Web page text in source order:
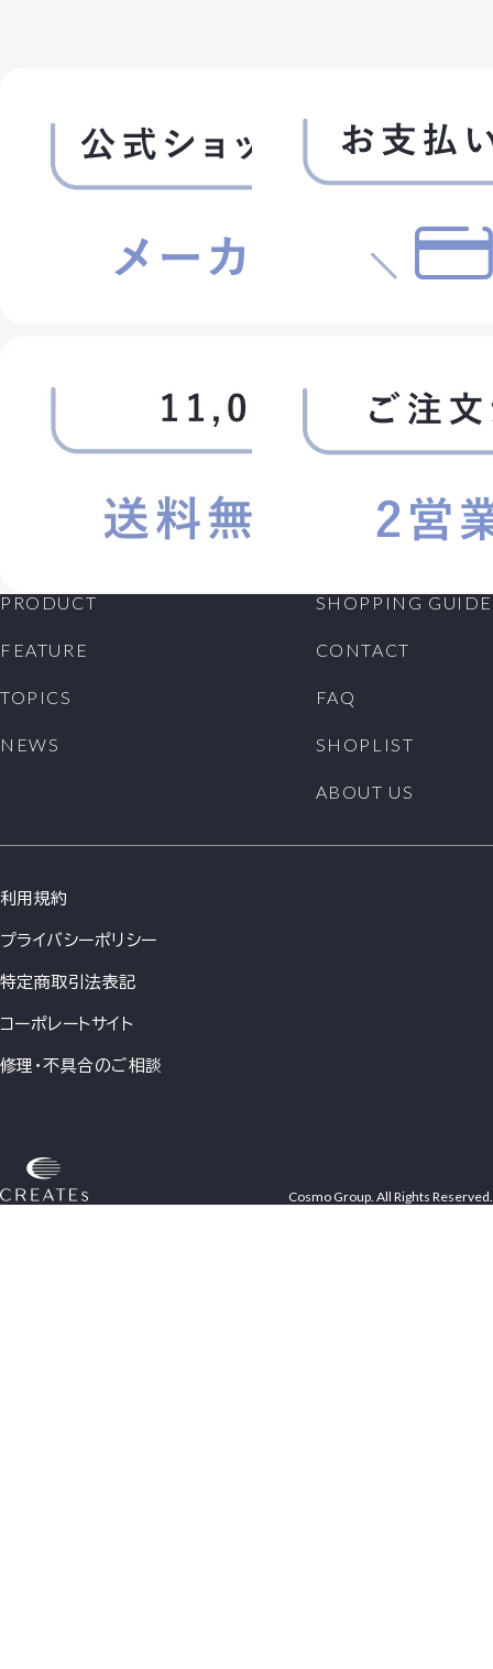
PRODUCT
FEATURE
TOPICS
NEWS
SHOPPING GUIDE
CONTACT
FAQ
SHOPLIST
ABOUT US
利用規約
プライバシーポリシー
特定商取引法表記
コーポレートサイト
修理・不具合のご相談
Cosmo Group. All Rights Reserved.